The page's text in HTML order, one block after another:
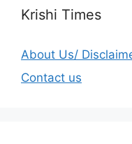
Krishi Times
About Us/
Contact us